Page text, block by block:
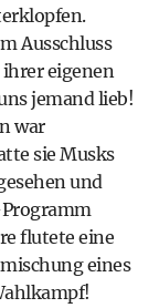
Ausschluss
eigenen
jemand lieb!
war
sie Musks
und
flutete eine
eines